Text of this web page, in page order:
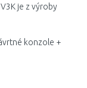
je z výroby
konzole +